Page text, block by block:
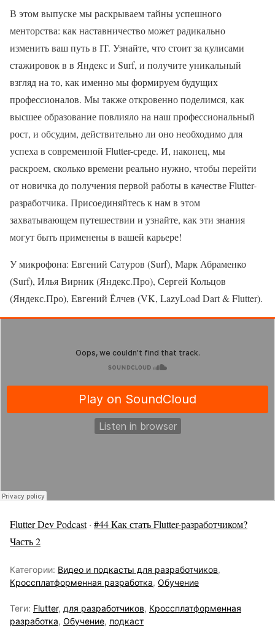
В этом выпуске мы раскрываем тайны успешного
менторства: как наставничество может радикально
изменить ваш путь в IT. Узнайте, что стоит за кулисами
стажировок в в Яндекс и Surf, и получите уникальный
взгляд на то, как именно мы формируем будущих
профессионалов. Мы также откровенно поделимся, как
высшее образование повлияло на наш профессиональный
рост, и обсудим, действительно ли оно необходимо для
успеха в современной Flutter-среде. И, наконец, мы
раскроем, сколько времени реально нужно, чтобы перейти
от новичка до получения первой работы в качестве Flutter-
разработчика. Присоединяйтесь к нам в этом
захватывающем путешествии и узнайте, как эти знания
могут быть применены в вашей карьере!
У микрофона: Евгений Сатуров (Surf), Марк Абраменко
(Surf), Илья Вирник (Яндекс.Про), Сергей Кольцов
(Яндекс.Про), Евгений Ёлчев (VK, LazyLoad Dart & Flutter).
Flutter Dev Podcast· #44 Как стать Flutter-разработчиком?
Часть 2
Категории: Видео и подкасты для разработчиков,
Кроссплатформенная разработка, Обучение
Теги: Flutter, для разработчиков, Кроссплатформенная
разработка, Обучение, подкаст